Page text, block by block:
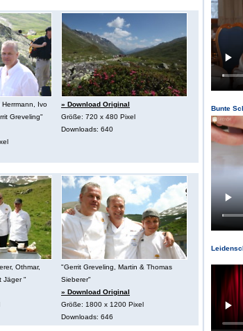
Herrmann, Ivo
Greveling"
» Download Original
Größe: 720 x 480 Pixel
Downloads: 640
Othmar,
Jäger "
"Gerrit Greveling, Martin & Thomas
Sieberer"
» Download Original
Größe: 1800 x 1200 Pixel
Downloads: 646
Bunte